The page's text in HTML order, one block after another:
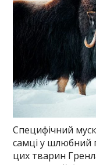
Специфічний
самці у шлюбний
цих тварин